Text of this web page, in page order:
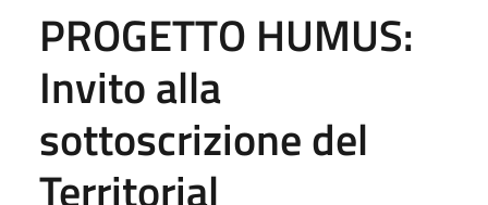
PROGETTO HUMUS:
Invito alla
sottoscrizione del
Territorial